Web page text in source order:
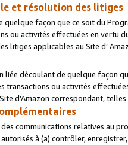
et résolution des litiges
façon que ce soit du
ou activités effectuées en vertu
litiges applicables au Site d’
liée découlant de quelque façon
transactions ou activités
d’Amazon correspondant,
communications relatives au
autorisés à (a) contrôler,